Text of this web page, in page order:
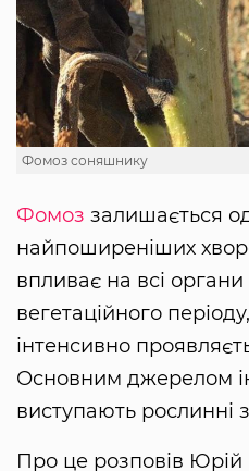
Фомоз соняшнику
Фомоз залишається
найпоширеніших
впливає на всі
вегетаційного
інтенсивно
Основним джерелом
виступають рослинні
Про це розповів